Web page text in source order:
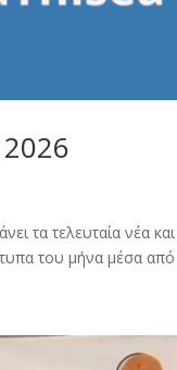
τελευταία νέα και
του μήνα μέσα από